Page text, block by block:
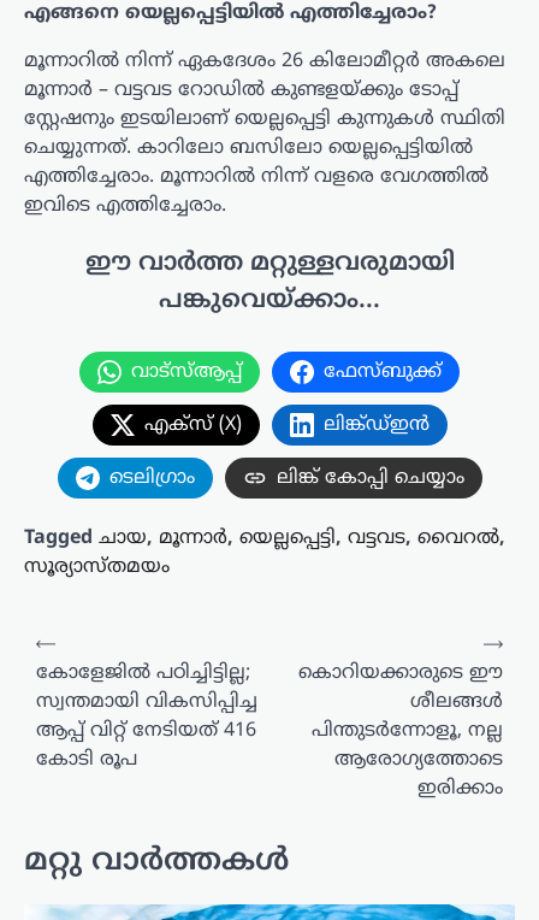
എങ്ങനെ യെല്ലപ്പെട്ടിയിൽ എത്തിച്ചേരാം?
മൂന്നാറിൽ നിന്ന് ഏകദേശം 26 കിലോമീറ്റർ അകലെ
മൂന്നാർ – വട്ടവട റോഡിൽ കുണ്ടളയ്ക്കും ടോപ്പ്
സ്റ്റേഷനും ഇടയിലാണ് യെല്ലപ്പെട്ടി കുന്നുകൾ സ്ഥിതി
ചെയ്യുന്നത്. കാറിലോ ബസിലോ യെല്ലപ്പെട്ടിയിൽ
എത്തിച്ചേരാം. മൂന്നാറിൽ നിന്ന് വളരെ വേഗത്തിൽ
ഇവിടെ എത്തിച്ചേരാം.
ഈ വാർത്ത മറ്റുള്ളവരുമായി
പങ്കുവെയ്ക്കാം...
വാട്സ്ആപ്പ് ഫേസ്ബുക്ക്
എക്സ് (X) ലിങ്ക്ഡ്ഇൻ
ടെലിഗ്രാം ലിങ്ക് കോപ്പി ചെയ്യാം
Tagged ചായ, മൂന്നാർ, യെല്ലപ്പെട്ടി, വട്ടവട, വൈറൽ,
സൂര്യാസ്തമയം
പോസ്റ്റുകളിലൂടെ
⟵
കോളേജിൽ പഠിച്ചിട്ടില്ല;
സ്വന്തമായി വികസിപ്പിച്ച
ആപ്പ് വിറ്റ് നേടിയത് 416
കോടി രൂപ
കൊറിയക്കാരുടെ ഈ
ശീലങ്ങൾ
പിന്തുടർന്നോളൂ, നല്ല
ആരോഗ്യത്തോടെ
ഇരിക്കാം
⟶
മറ്റു വാർത്തകൾ